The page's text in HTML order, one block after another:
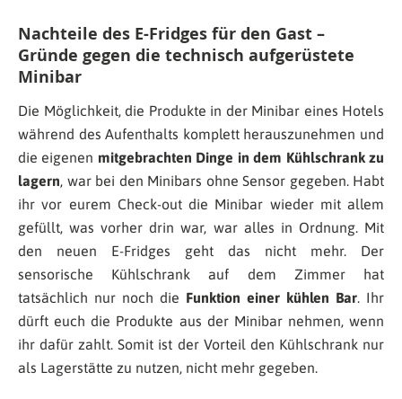
Nachteile des E-Fridges für den Gast –
Gründe gegen die technisch aufgerüstete
Minibar
Die Möglichkeit, die Produkte in der Minibar eines Hotels
während des Aufenthalts komplett herauszunehmen und
die eigenen mitgebrachten Dinge in dem Kühlschrank zu
lagern, war bei den Minibars ohne Sensor gegeben. Habt
ihr vor eurem Check-out die Minibar wieder mit allem
gefüllt, was vorher drin war, war alles in Ordnung. Mit
den neuen E-Fridges geht das nicht mehr. Der
sensorische Kühlschrank auf dem Zimmer hat
tatsächlich nur noch die Funktion einer kühlen Bar. Ihr
dürft euch die Produkte aus der Minibar nehmen, wenn
ihr dafür zahlt. Somit ist der Vorteil den Kühlschrank nur
als Lagerstätte zu nutzen, nicht mehr gegeben.